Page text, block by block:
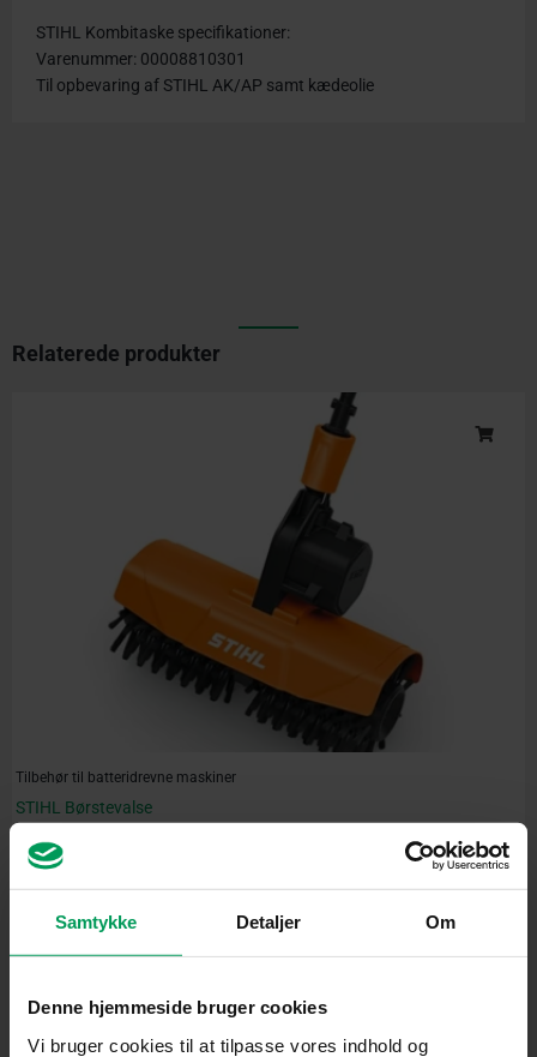
Samtykke Detaljer Om
Denne hjemmeside bruger cookies
Vi bruger cookies til at tilpasse vores indhold og
STIHL Kombitaske specifikationer:
Varenummer: 00008810301
Til opbevaring af STIHL AK/AP samt kædeolie
Relaterede produkter
Tilbehør til batteridrevne maskiner
STIHL Børstevalse
Original
price
was:
is: